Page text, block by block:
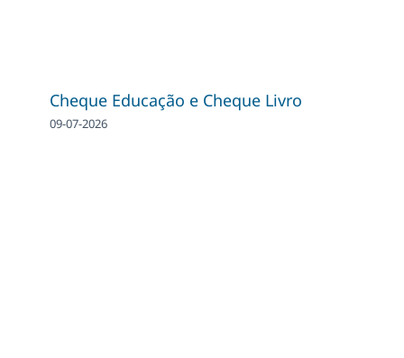
Cheque Educação e Cheque Livro
09-07-2026